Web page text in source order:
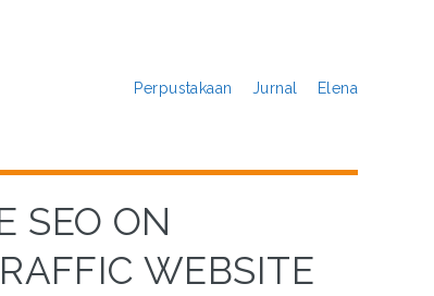
Perpustakaan Jurnal Elena
SEO ON
WEBSITE